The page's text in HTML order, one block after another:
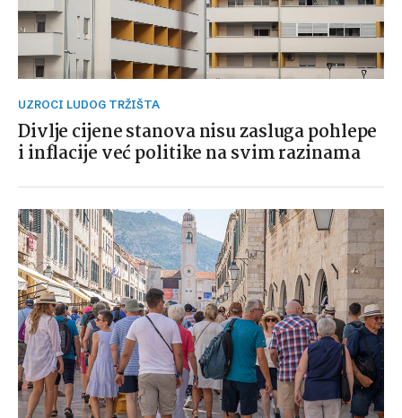
UZROCI LUDOG TRŽIŠTA
Divlje cijene stanova nisu zasluga pohlepe
i inflacije već politike na svim razinama